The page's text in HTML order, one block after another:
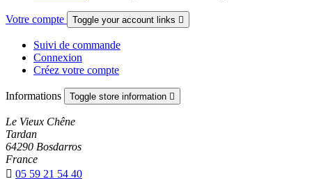
Votre compte Toggle your account links 
Suivi de commande
Connexion
Créez votre compte
Informations Toggle store information 
Le Vieux Chêne
Tardan
64290 Bosdarros
France
 05 59 21 54 40